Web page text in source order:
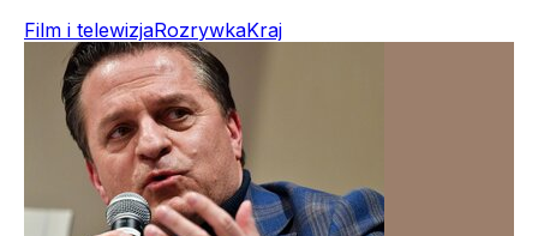
Film i telewizjaRozrywkaKraj